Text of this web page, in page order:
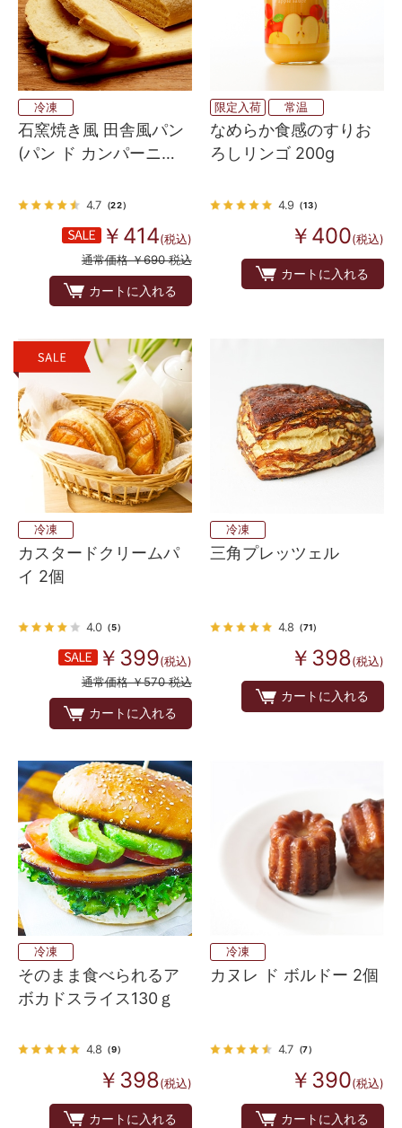
冷凍
石窯焼き風 田舎風パン
(パン ド カンパーニ
4.7 （22）
￥414(税込)
通常価格 ￥690 税込
カートに入れる
限定入荷 常温
なめらか食感のすりお
ろしリンゴ 200g
4.9 （13）
￥400(税込)
カートに入れる
冷凍
カスタードクリームパ
イ 2個
4.0 （5）
￥399(税込)
通常価格 ￥570 税込
カートに入れる
冷凍
三角プレッツェル
4.8 （71）
￥398(税込)
カートに入れる
冷凍
そのまま食べられるア
ボカドスライス130ｇ
4.8 （9）
￥398(税込)
カートに入れる
冷凍
カヌレ ド ボルドー 2個
4.7 （7）
￥390(税込)
カートに入れる